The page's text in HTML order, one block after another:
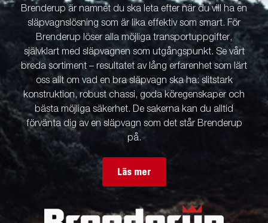
Brenderup är namnet du ska leta efter när du vill ha en
släpvagnslösning som är lika effektiv som smart. För
Brenderup löser alla möjliga transportuppgifter,
självklart med släpvagnen som utgångspunkt. Se vårt
breda sortiment – resultatet av lång erfarenhet som lärt
oss allt om vad en bra släpvagn ska ha: slitstark
konstruktion, robust chassi, goda köregenskaper och
bästa möjliga säkerhet. De sakerna kan du alltid
förvänta dig av en släpvagn som det står Brenderup
på.
Läs mer